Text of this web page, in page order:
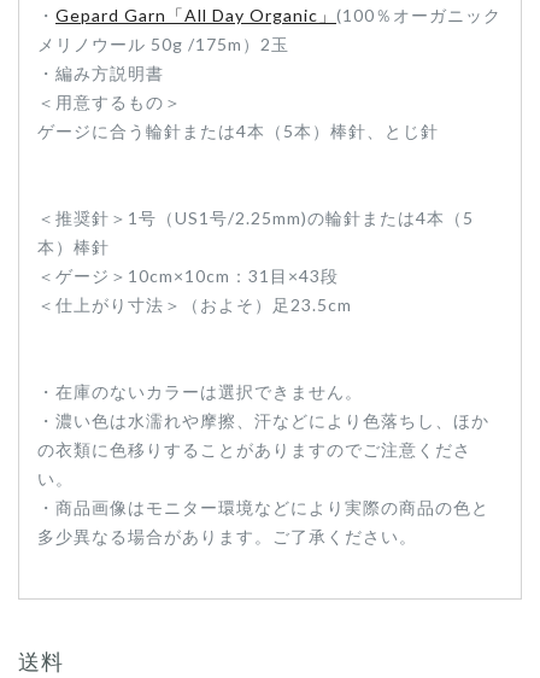
・ Gepard Garn「All Day Organic」 (100％オーガニック
メリノウール 50g /175m）2玉
・編み方説明書
＜用意するもの＞
ゲージに合う輪針または4本（5本）棒針、とじ針
＜推奨針＞1号（US1号/2.25mm)の輪針または4本（5
本）棒針
＜ゲージ＞10cm×10cm：31目×43段
＜仕上がり寸法＞（およそ）足23.5cm
・在庫のないカラーは選択できません。
・濃い色は水濡れや摩擦、汗などにより色落ちし、ほか
の衣類に色移りすることがありますのでご注意くださ
い。
・商品画像はモニター環境などにより実際の商品の色と
多少異なる場合があります。ご了承ください。
送料